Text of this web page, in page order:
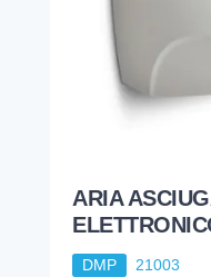
ARIA
DMP 21003